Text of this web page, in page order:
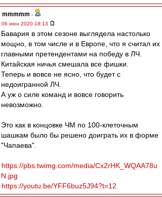
mmmmm -
06 июн 2020 18:13
Бавария в этом сезоне выглядела настолько
мощно, в том числе и в Европе, что я считал их
главными претендентами на победу в ЛЧ.
Китайская ничья смешала все фишки.
Теперь и вовсе не ясно, что будет с
недоигранной ЛЧ.
А уж о силе команд и вовсе говорить
невозможно.
Это как в концовке ЧМ по 100-клеточным
шашкам было бы решено доиграть их в форме
"Чапаева".
https://pbs.twimg.com/media/Cx2rHK_WQAA78u
N.jpg
https://youtu.be/YFF6buz5J94?t=12